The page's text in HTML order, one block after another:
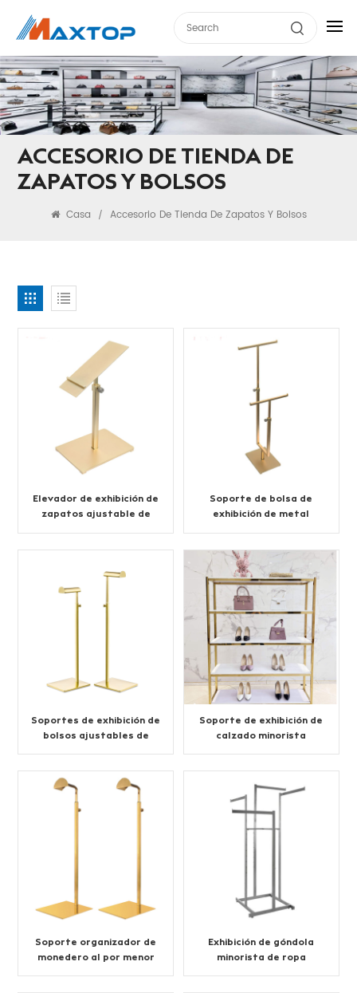
ACCESORIO DE TIENDA DE
ZAPATOS Y BOLSOS
Casa / Accesorio De Tienda De Zapatos Y Bolsos
Elevador de exhibición de
zapatos ajustable de
Soporte de bolsa de
exhibición de metal
Soportes de exhibición de
bolsos ajustables de
Soporte de exhibición de
calzado minorista
Soporte organizador de
monedero al por menor
Exhibición de góndola
minorista de ropa